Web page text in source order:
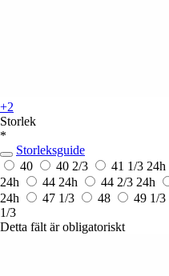
+2
Storlek
*
Storleksguide
40
40 2/3 41 1/3 24h
24h
44 24h 44 2/3 24h
24h
47 1/3 48 49 1/3
1/3
Detta fält är obligatoriskt